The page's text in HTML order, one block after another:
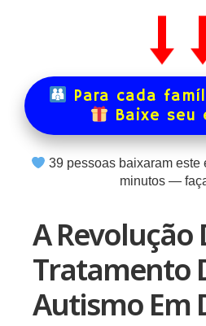
Para cada
Baixe
39pessoas baixaram este
minutos —
A Revolução
Tratamento
Autismo Em